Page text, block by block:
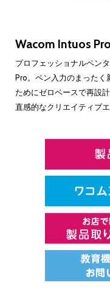
Wacom Intuos
プロフェッショナルペン
Pro。ペン入力のまったく
ためにゼロベースで再設
直感的なクリエイティブ